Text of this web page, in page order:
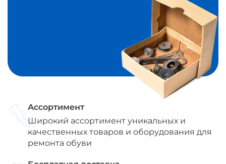
Ассортимент
Широкий ассортимент уникальных и
качественных товаров и оборудования для
ремонта обуви